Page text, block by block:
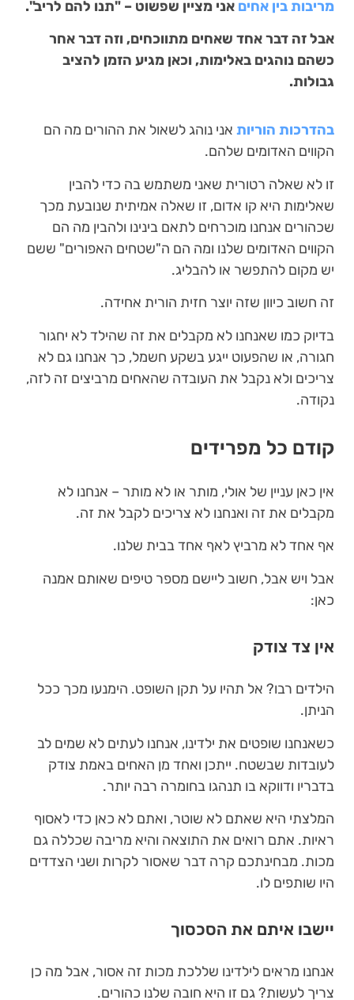
מריבות בין אחים אני מציין שפשוט – "תנו להם לריב".
אבל זה דבר אחד שאחים מתווכחים, וזה דבר אחר
כשהם נוהגים באלימות, וכאן מגיע הזמן להציב
גבולות.
בהדרכות הוריות אני נוהג לשאול את ההורים מה הם
הקווים האדומים שלהם.
זו לא שאלה רטורית שאני משתמש בה כדי להבין
שאלימות היא קו אדום, זו שאלה אמיתית שנובעת מכך
שכהורים אנחנו מוכרחים לתאם בינינו ולהבין מה הם
הקווים האדומים שלנו ומה הם ה"שטחים האפורים" ששם
יש מקום להתפשר או להבליג.
זה חשוב כיוון שזה יוצר חזית הורית אחידה.
בדיוק כמו שאנחנו לא מקבלים את זה שהילד לא יחגור
חגורה, או שהפעוט ייגע בשקע חשמל, כך אנחנו גם לא
צריכים ולא נקבל את העובדה שהאחים מרביצים זה לזה,
נקודה.
קודם כל מפרידים
אין כאן עניין של אולי, מותר או לא מותר – אנחנו לא
מקבלים את זה ואנחנו לא צריכים לקבל את זה.
אף אחד לא מרביץ לאף אחד בבית שלנו.
אבל ויש אבל, חשוב ליישם מספר טיפים שאותם אמנה
כאן:
אין צד צודק
הילדים רבו? אל תהיו על תקן השופט. הימנעו מכך ככל
הניתן.
כשאנחנו שופטים את ילדינו, אנחנו לעתים לא שמים לב
לעובדות שבשטח. ייתכן ואחד מן האחים באמת צודק
בדבריו ודווקא בו תנהגו בחומרה רבה יותר.
המלצתי היא שאתם לא שוטר, ואתם לא כאן כדי לאסוף
ראיות. אתם רואים את התוצאה והיא מריבה שכללה גם
מכות. מבחינתכם קרה דבר שאסור לקרות ושני הצדדים
היו שותפים לו.
יישבו איתם את הסכסוך
אנחנו מראים לילדינו שללכת מכות זה אסור, אבל מה כן
צריך לעשות? גם זו היא חובה שלנו כהורים.